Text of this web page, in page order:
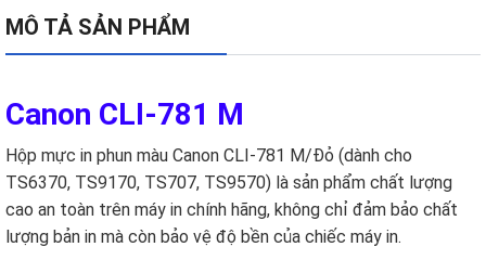
MÔ TẢ SẢN PHẨM
Canon CLI-781 M
Hộp mực in phun màu Canon CLI-781 M/Đỏ (dành cho
TS6370, TS9170, TS707, TS9570) là sản phẩm chất lượng
cao an toàn trên máy in chính hãng, không chỉ đảm bảo chất
lượng bản in mà còn bảo vệ độ bền của chiếc máy in.